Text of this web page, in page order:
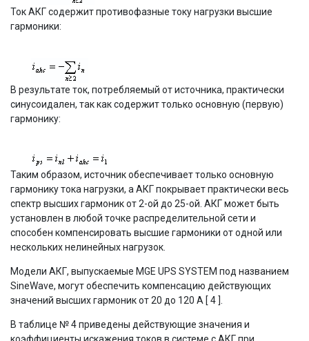
Ток АКГ содержит противофазные току нагрузки высшие
гармоники:
В результате ток, потребляемый от источника, практически
синусоидален, так как содержит только основную (первую)
гармонику:
Таким образом, источник обеспечивает только основную
гармонику тока нагрузки, а АКГ покрывает практически весь
спектр высших гармоник от 2-ой до 25-ой. АКГ может быть
установлен в любой точке распределительной сети и
способен компенсировать высшие гармоники от одной или
нескольких нелинейных нагрузок.
Модели АКГ, выпускаемые MGE UPS SYSTEM под названием
SineWave, могут обеспечить компенсацию действующих
значений высших гармоник от 20 до 120 А [ 4 ].
В таблице № 4 приведены действующие значения и